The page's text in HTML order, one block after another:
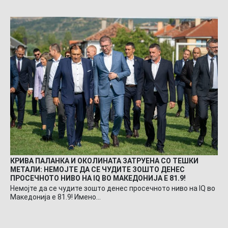
КРИВА ПАЛАНКА И ОКОЛИНАТА ЗАТРУЕНА СО ТЕШКИ
МЕТАЛИ: НЕМОЈТЕ ДА СЕ ЧУДИТЕ ЗОШТО ДЕНЕС
ПРОСЕЧНОТО НИВО НА IQ ВО МАКЕДОНИЈА Е 81.9!
Немојте да се чудите зошто денес просечното ниво на IQ во
Македонија е 81.9! Имено…